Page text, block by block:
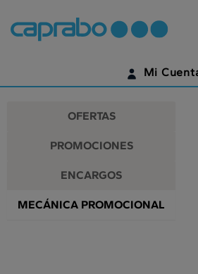
Promociones
y
descuentos
en
nuestros
supermercados
contenido
página
Mi
¿AÚN NO TIENES UNA
OFERTAS
PROMOCIONES
ENCARGOS
MECÁNICA PROMOCIONAL